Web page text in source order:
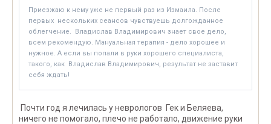
Приезжаю к нему уже не первый раз из Измаила. После
первых нескольких сеансов чувствуешь долгожданное
облегчение. Владислав Владимирович знает свое дело,
всем рекомендую. Мануальная терапия - дело хорошее и
нужное. А если вы попали в руки хорошего специалиста,
такого, как Владислав Владимирович, результат не заставит
себя ждать!
Почти год я лечилась у неврологов Гек и Беляева,
ничего не помогало, плечо не работало, движение руки